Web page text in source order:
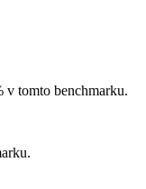
v tomto benchmarku.